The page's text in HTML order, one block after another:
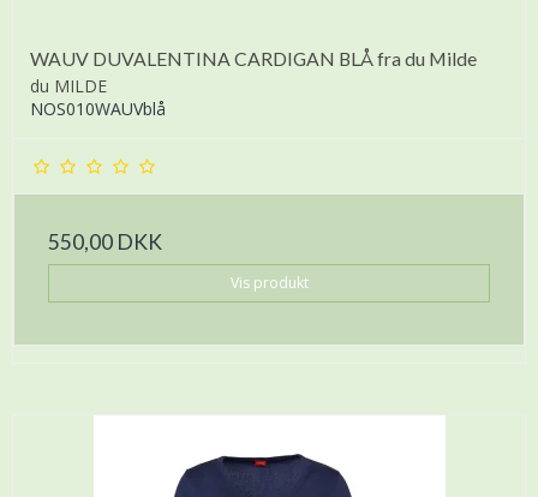
WAUV DUVALENTINA CARDIGAN BLÅ fra du Milde
du MILDE
NOS010WAUVblå
550,00 DKK
Vis produkt